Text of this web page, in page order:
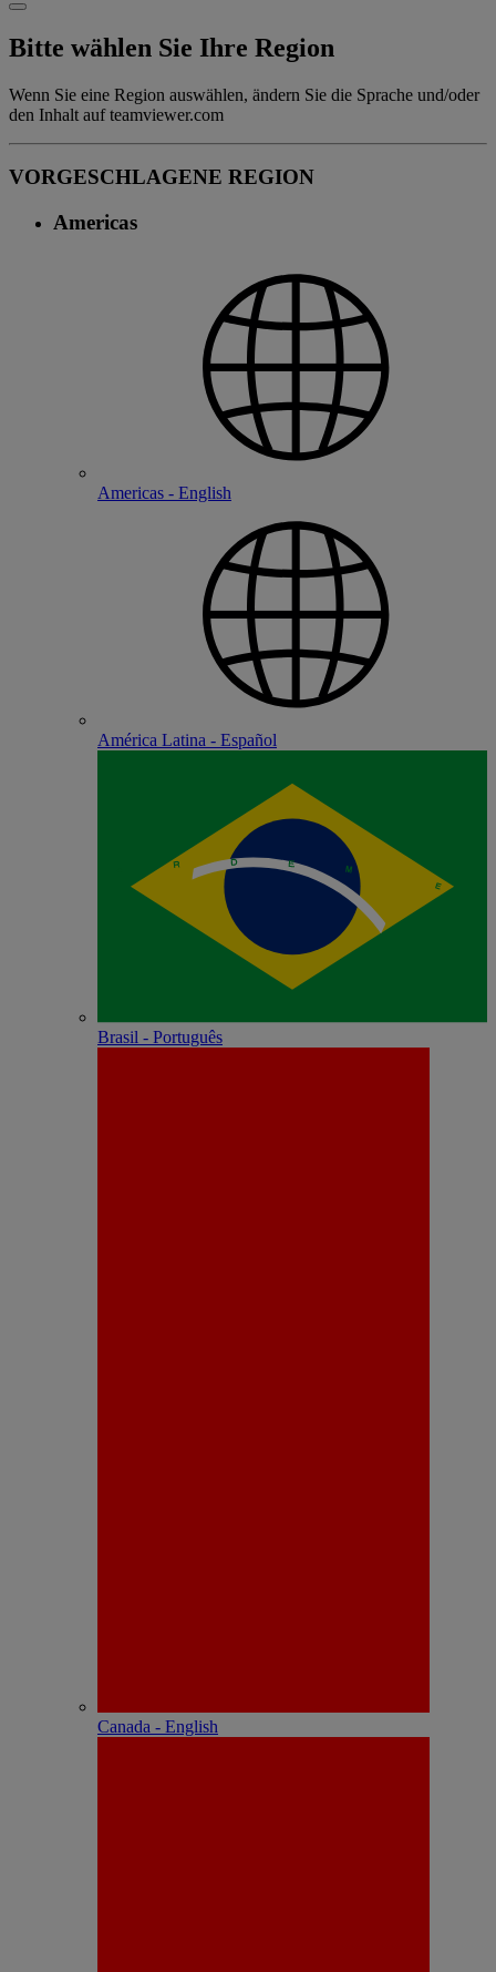
Bitte wählen Sie Ihre Region
Wenn Sie eine Region auswählen, ändern Sie die Sprache und/oder
den Inhalt auf teamviewer.com
VORGESCHLAGENE REGION
Americas
Americas - English
América Latina - Español
Brasil - Português
Canada - English